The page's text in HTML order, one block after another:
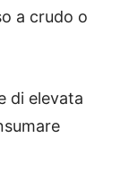
a crudo o
di elevata